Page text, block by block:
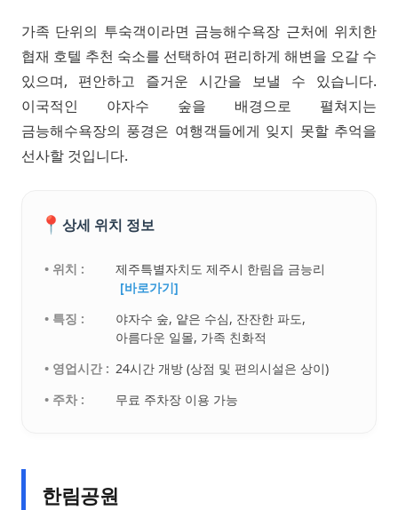
가족 단위의 투숙객이라면 금능해수욕장 근처에 위치한
협재 호텔 추천 숙소를 선택하여 편리하게 해변을 오갈 수
있으며, 편안하고 즐거운 시간을 보낼 수 있습니다.
이국적인 야자수 숲을 배경으로 펼쳐지는
금능해수욕장의 풍경은 여행객들에게 잊지 못할 추억을
선사할 것입니다.
📍 상세 위치 정보
• 위치 :
제주특별자치도 제주시 한림읍 금능리
[바로가기]
• 특징 :
야자수 숲, 얕은 수심, 잔잔한 파도,
아름다운 일몰, 가족 친화적
• 영업시간 : 24시간 개방 (상점 및 편의시설은 상이)
• 주차 :
무료 주차장 이용 가능
한림공원